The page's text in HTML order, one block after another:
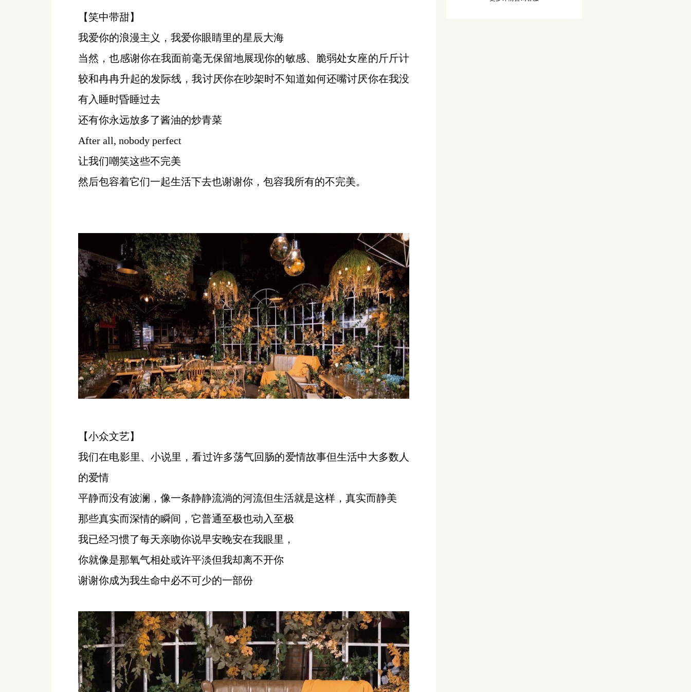
【笑中带甜】
我爱你的浪漫主义，我爱你眼睛里的星辰大海
当然，也感谢你在我面前毫无保留地展现你的敏感、脆弱处女座的斤斤计
较和冉冉升起的发际线，我讨厌你在吵架时不知道如何还嘴讨厌你在我没
有入睡时昏睡过去
还有你永远放多了酱油的炒青菜
After all, nobody perfect
让我们嘲笑这些不完美
然后包容着它们一起生活下去也谢谢你，包容我所有的不完美。
【小众文艺】
我们在电影里、小说里，看过许多荡气回肠的爱情故事但生活中大多数人
的爱情
平静而没有波澜，像一条静静流淌的河流但生活就是这样，真实而静美
那些真实而深情的瞬间，它普通至极也动入至极
我已经习惯了每天亲吻你说早安晚安在我眼里，
你就像是那氧气相处或许平淡但我却离不开你
谢谢你成为我生命中必不可少的一部份